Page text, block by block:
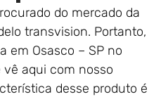
do mercado da
transvision. Portanto,
em Osasco – SP no
aqui com nosso
desse produto é